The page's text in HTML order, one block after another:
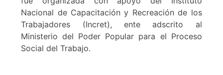
Nacional de Capacitación y Recreación de los
Trabajadores (Incret), ente adscrito al
Ministerio del Poder Popular para el Proceso
Social del Trabajo.